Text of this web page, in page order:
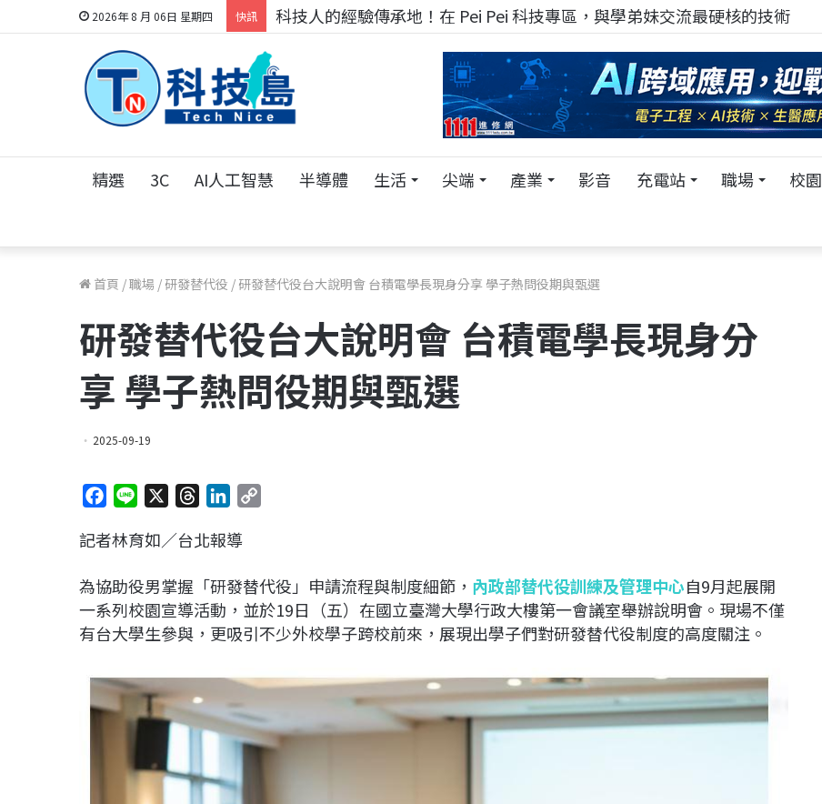
2026年 8 月 06日 星期四 快訊 科技人的經驗傳承地！在 Pei Pei 科技專區，與學弟妹交流最硬核的技術
精選 3C AI人工智慧 半導體 生活 尖端 產業 影音 充電站 職場 校園
首頁 /職場 / 研發替代役 / 研發替代役台大說明會 台積電學長現身分享 學子熱問役期與甄選
研發替代役台大說明會 台積電學長現身分
享 學子熱問役期與甄選
2025-09-19
c
b
o
o
n
r
a
d
s
n
e
d
I
L
i
n
記者林育如／台北報導
為協助役男掌握「研發替代役」申請流程與制度細節， 內政部替代役訓練及管理中心自9月起展開
一系列校園宣導活動，並於19日（五）在國立臺灣大學行政大樓第一會議室舉辦說明會。現場不僅
有台大學生參與，更吸引不少外校學子跨校前來，展現出學子們對研發替代役制度的高度關注。